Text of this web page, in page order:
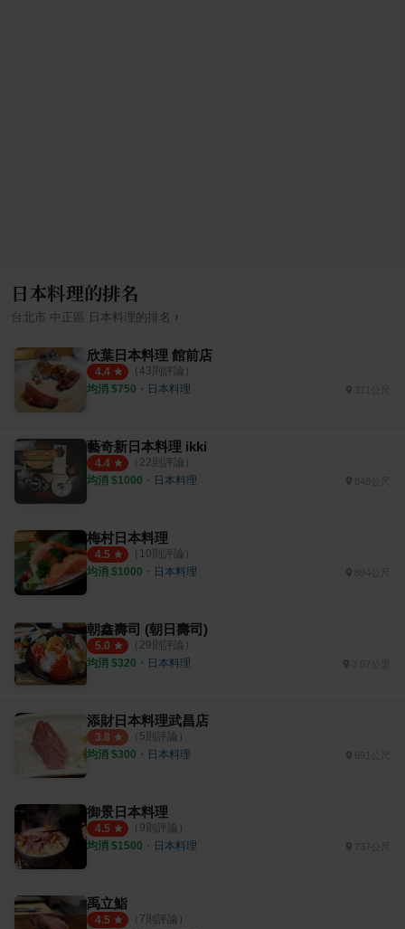
日本料理的排名
台北市 中正區 日本料理的排名 ›
欣葉日本料理 館前店
4.4 （ 43則評論）
均消 $750 ・ 日本料理
藝奇新日本料理 ikki
4.4 （ 22則評論）
均消 $1000 ・ 日本料理 848公尺
梅村日本料理
4.5 （ 10則評論）
均消 $1000 ・ 日本料理 894公尺
朝鑫壽司 (朝日壽司)
5.0 （ 29則評論）
均消 $320 ・ 日本料理
添財日本料理武昌店
3.8 （ 5則評論）
均消 $300 ・ 日本料理
御景日本料理
4.5 （ 9則評論）
均消 $1500 ・ 日本料理
禹立鮨
4.5 （ 7則評論）